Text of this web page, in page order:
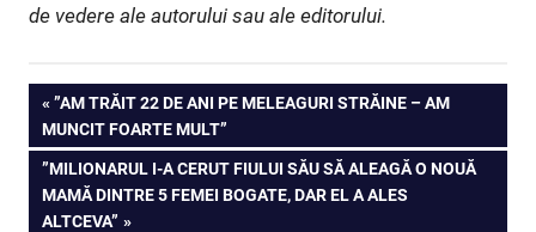
de vedere ale autorului sau ale editorului.
Navigare
în
articole
PREVIOUS
POST:
”AM TRĂIT 22 DE ANI PE MELEAGURI STRĂINE – AM
MUNCIT FOARTE MULT”
NEXT
POST:
”MILIONARUL I-A CERUT FIULUI SĂU SĂ ALEAGĂ O NOUĂ
MAMĂ DINTRE 5 FEMEI BOGATE, DAR EL A ALES
ALTCEVA”